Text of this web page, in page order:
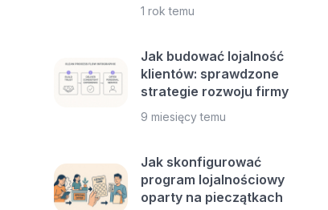
1 rok temu
Jak budować lojalność
klientów: sprawdzone
strategie rozwoju firmy
9 miesięcy temu
Jak skonfigurować
program lojalnościowy
oparty na pieczątkach